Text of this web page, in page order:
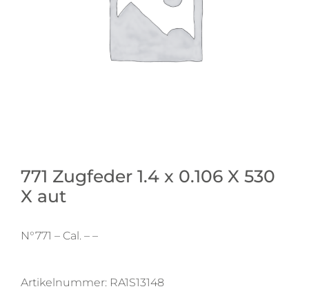
771 Zugfeder 1.4 x 0.106 X 530
X aut
N°771 – Cal. – –
Artikelnummer: RA1S13148